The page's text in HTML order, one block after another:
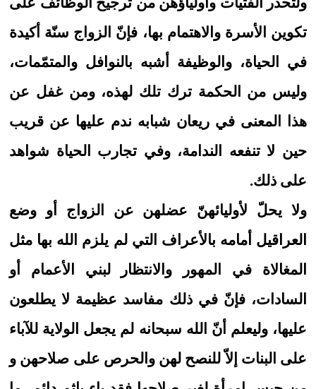
تكوين الأسرة والاهتمام بها، فإنّ الزواج سنّة أكيدة
في الحياة، والوظيفة أشبه بالنوافل والمتمّمات،
وليس من الحكمة ترك تلك لهذه، ومن غفل عن
هذا المعنى في ريعان شبابه ندم عليها عن قريب
حين لا تنفعه الندامة، وفي تجارب الحياة شواهد
على ذلك.
ولا يحلّ لأوليائهنّ عضلهن عن الزواج أو وضع
العراقيل أمامه بالأعراف التي لم يلزم الله بها مثل
المغالاة في المهور والانتظار لبني الأعمام أو
السادات، فإنّ في ذلك مفاسد عظيمة لا يطلعون
عليها، وليعلم أنّ الله سبحانه لم يجعل الولاية للآباء
على البنات إلاّ للنصح لهن والحرص على صلاحهن و